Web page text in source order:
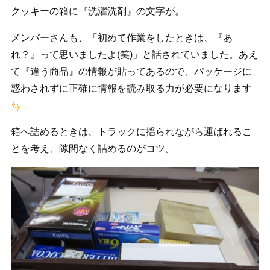
クッキーの箱に『洗濯洗剤』の文字が。
メンバーさんも、「初めて作業をしたときは、『あ
れ？』って思いましたよ(笑)」と話されていました。あえ
て『違う商品』の情報が貼ってあるので、パッケージに
惑わされずに正確に情報を読み取る力が必要になります
箱へ詰めるときは、トラックに揺られながら運ばれるこ
とを考え、隙間なく詰めるのがコツ。